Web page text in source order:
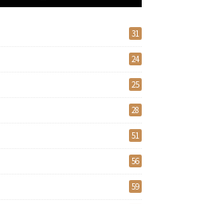
31
24
25
28
51
56
59